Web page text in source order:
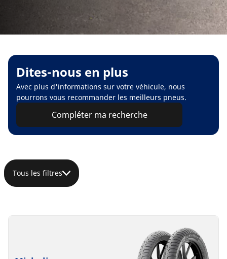
Dites-nous en plus
Avec plus d'informations sur votre véhicule, nous
pourrons vous recommander les meilleurs pneus.
Compléter ma recherche
Tous les filtres